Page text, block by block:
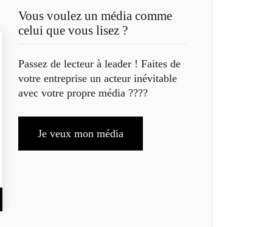
Vous voulez un média comme
celui que vous lisez ?
Passez de lecteur à leader ! Faites de
votre entreprise un acteur inévitable
avec votre propre média ????
Je veux mon média